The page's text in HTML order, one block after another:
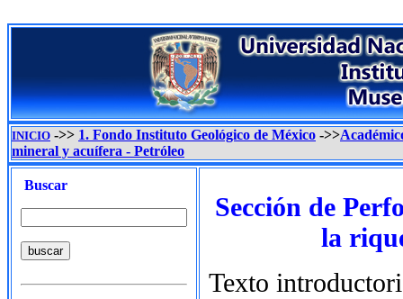
INICIO ->> 1. Fondo Instituto Geológico de México ->>
mineral y acuífera - Petróleo
Buscar
Sección de
la
Texto